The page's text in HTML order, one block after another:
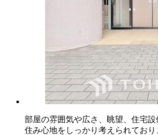
部屋の雰囲気や広さ、眺望、住宅
住み心地をしっかり考えられており